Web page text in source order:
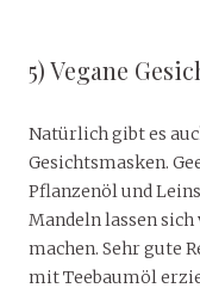
5) Vegane
Natürlich gibt es
Gesichtsmasken.
Pflanzenöl und
Mandeln lassen
machen. Sehr gute
mit Teebaumöl